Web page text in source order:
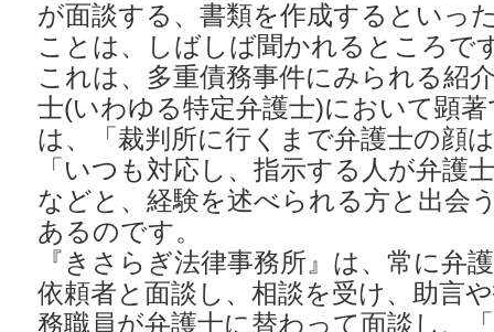
が面談する、書類を作成するといっ
ことは、しばしば聞かれるところで
これは、多重債務事件にみられる紹
士(いわゆる特定弁護士)において顕
は、「裁判所に行くまで弁護士の顔
「いつも対応し、指示する人が弁護
などと、経験を述べられる方と出会
あるのです。
『きさらぎ法律事務所』は、常に弁
依頼者と面談し、相談を受け、助言
務職員が弁護士に替わって面談し、